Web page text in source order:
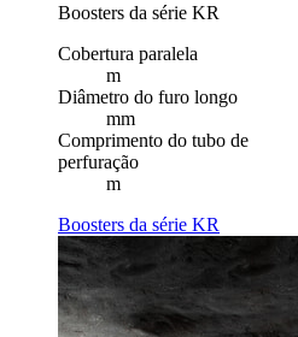
Boosters da série KR
Cobertura paralela
m
Diâmetro do furo longo
mm
Comprimento do tubo de
perfuração
m
Boosters da série KR